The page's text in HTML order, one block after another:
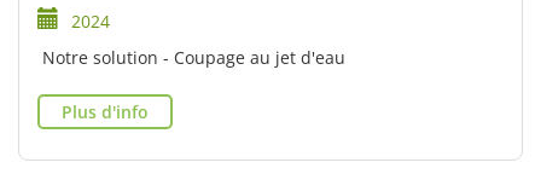
2024
Notre solution - Coupage au jet d'eau
Plus d'info